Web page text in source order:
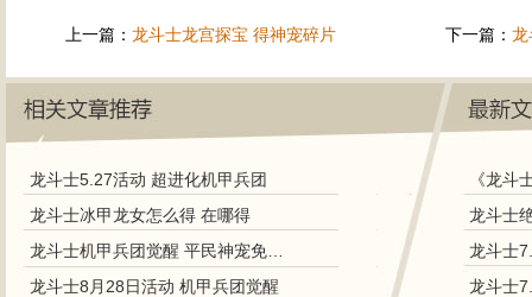
上一篇： 龙斗士龙宫探宝 得神宠碎片 下一篇： 龙
龙斗士5.27活动 超进化机甲兵团
龙斗士冰甲龙女怎么得 在哪得
龙斗士8月28日活动 机甲兵团觉醒
《龙斗
龙斗士
龙斗士